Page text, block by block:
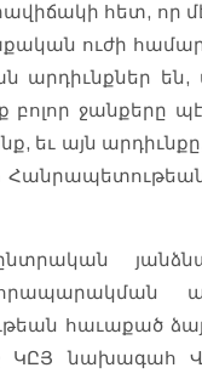
հետ, որ
ուժի
արդիւնքներ են,
բոլոր ջանքերը
եւ այն
հրապարակման
հաւաքած
ԿԸՅ նախագահ